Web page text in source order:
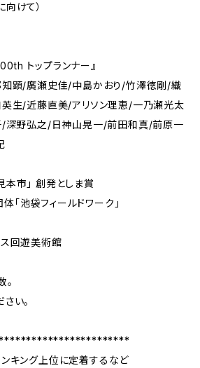
けて）
トップランナー』
顕/廣瀬史佳/中島かおり/竹澤徳剛/織
生/近藤直美/アリソン理恵/一乃瀬光太
深野弘之/日神山晃一/前田和真/前原一
紀
市」 創発としま賞
「池袋フィールドワーク」
回遊美術館
。
い。
ンキング上位に定着するなど